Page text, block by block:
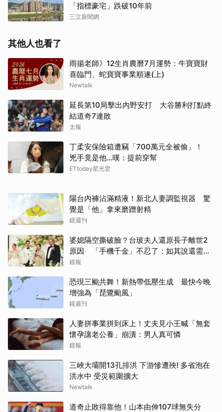
「指標豪宅」跌破10年前
三立新聞網
其他人也看了
雨揚老師》12生肖農曆7月運勢：牛寶寶財
喜臨門、蛇寶寶事業順遂(上)
Newtalk
延長第10局擊出內野安打 大谷勝利打點終
結道奇7連敗
太報
丁柔安保險箱遭竊「700萬元全被偷」！
兇手竟是他...嘆：提前穿幫
ETtoday星光雲
陽台內褲沾滿精液！新北人妻調監視器 驚
覺是「他」拿來磨蹭射精
鏡週刊
婆媳隔空撕破臉？台玻夫人還原長子離世2
原因 「手機千金」不忍了：如其說還需要
離開嗎？
鏡報
恐現三颱共舞！新熱帶低壓生成 最快今晚
增強為「琵鷺颱風」
鏡週刊
人妻拼事業拼到床上！丈夫見小王喊「無套
懷孕讓老公養」崩潰：男人真可憐
鏡報
三峽大壩開13孔排洪 下游慘遭殃! 多省泡在
洪水中 受災範圍擴大
Newtalk
道奇止敗得靠他！山本由伸107球無失分
取消